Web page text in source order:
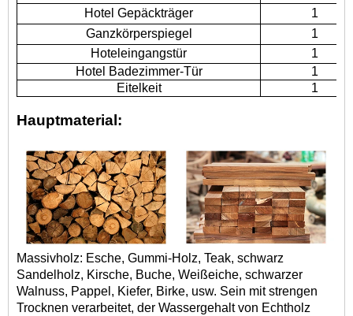
Hotel Gepäckträger
1
Ganzkörperspiegel
1
Hoteleingangstür
1
Hotel Badezimmer-Tür
1
Eitelkeit
1
Hauptmaterial:
Massivholz: Esche, Gummi-Holz, Teak, schwarz
Sandelholz, Kirsche, Buche, Weißeiche, schwarzer
Walnuss, Pappel, Kiefer, Birke, usw. Sein mit strengen
Trocknen verarbeitet, der Wassergehalt von Echtholz